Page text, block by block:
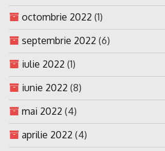
octombrie 2022 (1)
septembrie 2022 (6)
iulie 2022 (1)
iunie 2022 (8)
mai 2022 (4)
aprilie 2022 (4)